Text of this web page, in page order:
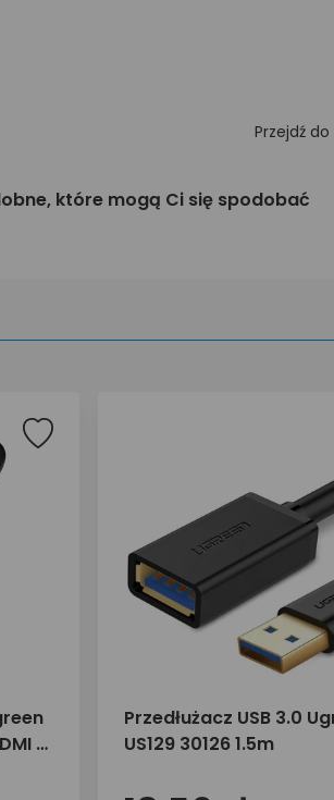
Przejdź do
które mogą Ci się spodobać
+
Przedłużacz USB 3.0
US129 30126 1.5m